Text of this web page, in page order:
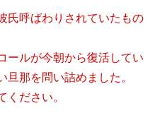
氏呼ばわりされていたもの
ールが今朝から復活してい
那を問い詰めました。
ください。